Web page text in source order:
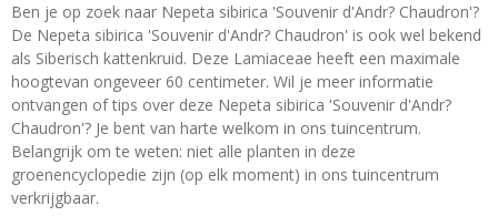
Ben je op zoek naar Nepeta sibirica 'Souvenir d'Andr? Chaudron'?
De Nepeta sibirica 'Souvenir d'Andr? Chaudron' is ook wel bekend
als Siberisch kattenkruid. Deze Lamiaceae heeft een maximale
hoogtevan ongeveer 60 centimeter. Wil je meer informatie
ontvangen of tips over deze Nepeta sibirica 'Souvenir d'Andr?
Chaudron'? Je bent van harte welkom in ons tuincentrum.
Belangrijk om te weten: niet alle planten in deze
groenencyclopedie zijn (op elk moment) in ons tuincentrum
verkrijgbaar.